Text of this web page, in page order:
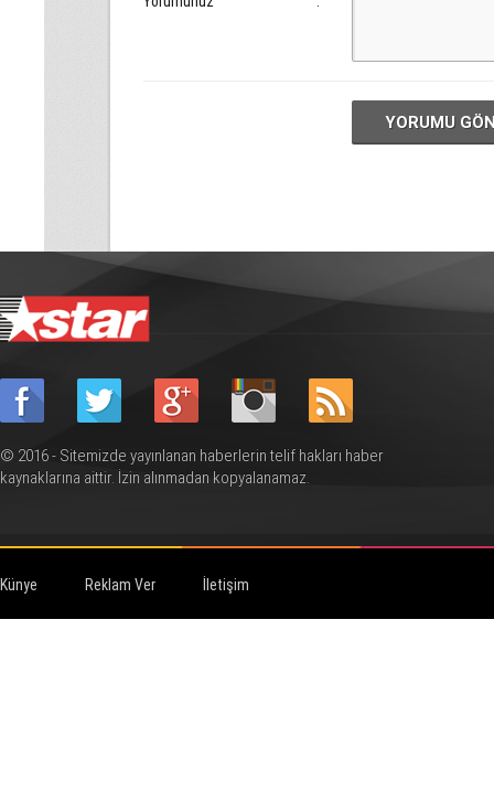
YORUMU
© 2016 - Sitemizde yayınlanan haberlerin telif hakları haber
kaynaklarına aittir. İzin alınmadan kopyalanamaz.
Künye Reklam Ver İletişim